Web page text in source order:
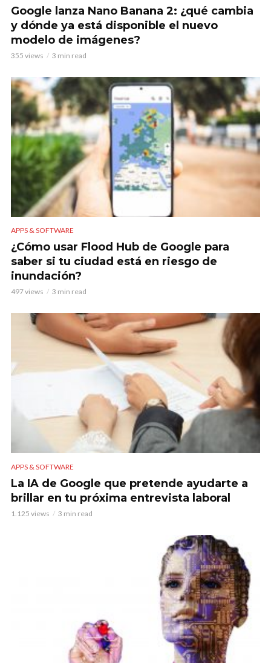
Google lanza Nano Banana 2: ¿qué cambia
y dónde ya está disponible el nuevo
modelo de imágenes?
355 views 3 min read
APPS & SOFTWARE
¿Cómo usar Flood Hub de Google para
saber si tu ciudad está en riesgo de
inundación?
497 views 3 min read
APPS & SOFTWARE
La IA de Google que pretende ayudarte a
brillar en tu próxima entrevista laboral
1.125 views 3 min read